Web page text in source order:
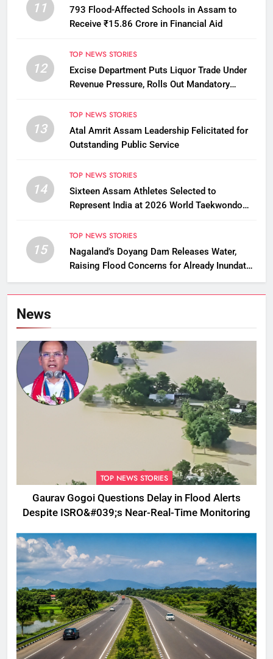
11
793 Flood-Affected Schools in Assam to
Receive ₹15.86 Crore in Financial Aid
12
TOP NEWS STORIES
Excise Department Puts Liquor Trade Under
Revenue Pressure, Rolls Out Mandatory
13
TOP NEWS STORIES
Atal Amrit Assam Leadership Felicitated for
Outstanding Public Service
14
TOP NEWS STORIES
Sixteen Assam Athletes Selected to
Represent India at 2026 World Taekwondo
15
TOP NEWS STORIES
Nagaland’s Doyang Dam Releases Water,
Raising Flood Concerns for Already Inundated
Districts in Assam
News
TOP NEWS STORIES
Gaurav Gogoi Questions Delay in Flood Alerts
Despite ISRO&#039;s Near-Real-Time Monitoring